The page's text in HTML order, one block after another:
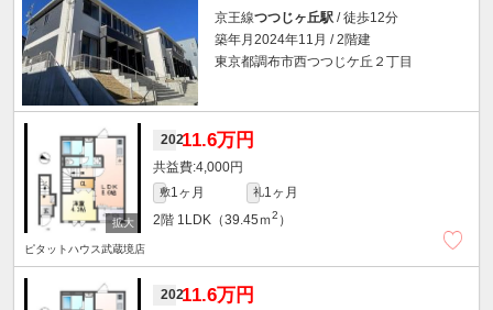
京王線つつじヶ丘駅 / 徒歩12分
築年月2024年11月 / 2階建
東京都調布市西つつじケ丘２丁目
20211.6万円
4,000円
敷1ヶ月 礼1ヶ月
2階 1LDK（39.45ｍ2 ）
ピタットハウス武蔵境店
20211.6万円